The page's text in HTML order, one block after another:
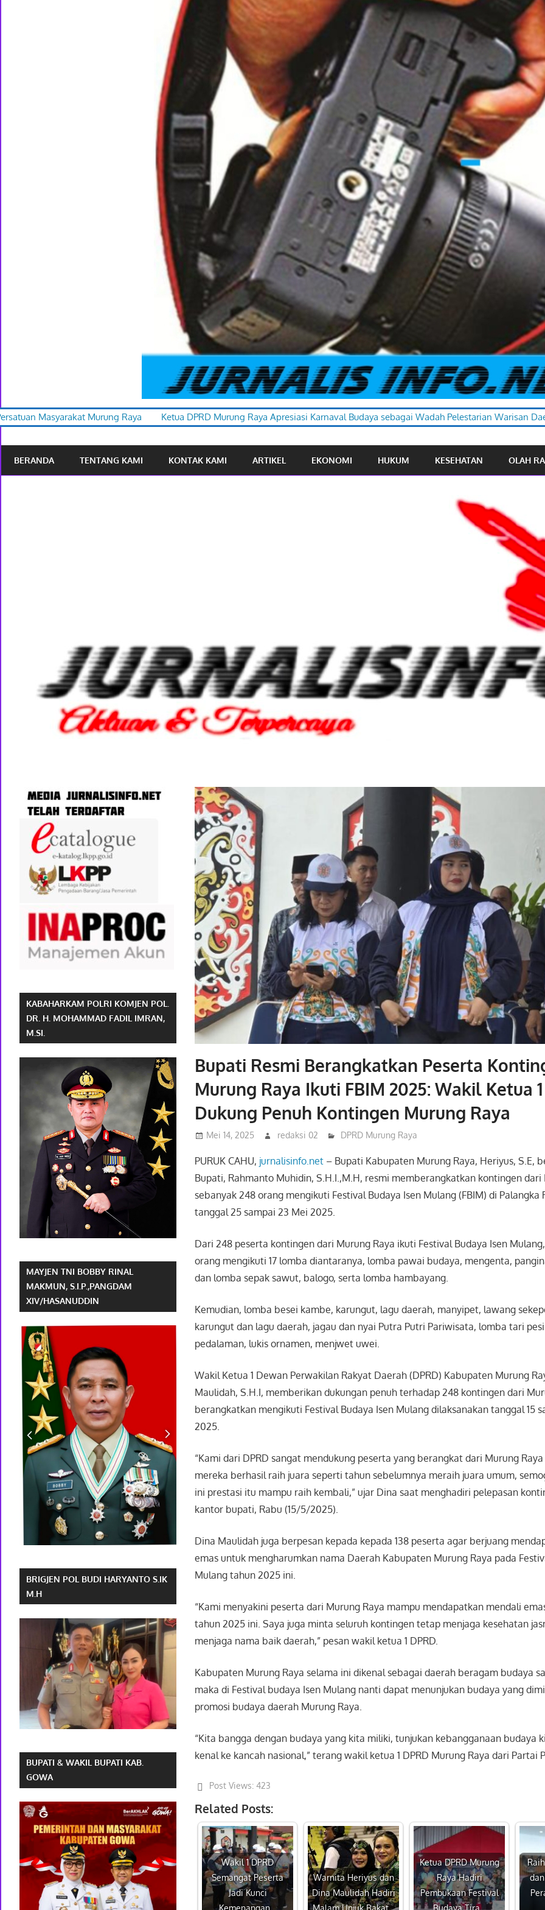
Raya Ketua DPRD Murung Raya Apresiasi Karnaval Budaya sebagai Wadah Pelestarian Warisan Daerah
BERANDA TENTANG KAMI KONTAK KAMI ARTIKEL EKONOMI HUKUM KESEHATAN OLAH
Bupati Resmi Berangkatkan Peserta
Murung Raya Ikuti FBIM 2025: Wakil Ketua
Dukung Penuh Kontingen Murung Raya
Mei 14, 2025 redaksi 02 DPRD Murung Raya
PURUK CAHU, jurnalisinfo.net – Bupati Kabupaten Murung Raya, Heriyus, S.E,
Bupati, Rahmanto Muhidin, S.H.I.,M.H, resmi memberangkatkan kontingen dari
sebanyak 248 orang mengikuti Festival Budaya Isen Mulang (FBIM) di Palangka
tanggal 25 sampai 23 Mei 2025.
Dari 248 peserta kontingen dari Murung Raya ikuti Festival Budaya Isen
orang mengikuti 17 lomba diantaranya, lomba pawai budaya, mengenta,
dan lomba sepak sawut, balogo, serta lomba hambayang.
Kemudian, lomba besei kambe, karungut, lagu daerah, manyipet, lawang
karungut dan lagu daerah, jagau dan nyai Putra Putri Pariwisata, lomba tari
pedalaman, lukis ornamen, menjwet uwei.
Wakil Ketua 1 Dewan Perwakilan Rakyat Daerah (DPRD) Kabupaten Murung
Maulidah, S.H.I, memberikan dukungan penuh terhadap 248 kontingen dari
berangkatkan mengikuti Festival Budaya Isen Mulang dilaksanakan tanggal 15
2025.
“Kami dari DPRD sangat mendukung peserta yang berangkat dari Murung
mereka berhasil raih juara seperti tahun sebelumnya meraih juara umum,
ini prestasi itu mampu raih kembali,” ujar Dina saat menghadiri pelepasan
kantor bupati, Rabu (15/5/2025).
Dina Maulidah juga berpesan kepada kepada 138 peserta agar berjuang
emas untuk mengharumkan nama Daerah Kabupaten Murung Raya pada
Mulang tahun 2025 ini.
“Kami menyakini peserta dari Murung Raya mampu mendapatkan mendali
tahun 2025 ini. Saya juga minta seluruh kontingen tetap menjaga kesehatan
menjaga nama baik daerah,” pesan wakil ketua 1 DPRD.
Kabupaten Murung Raya selama ini dikenal sebagai daerah beragam budaya
maka di Festival budaya Isen Mulang nanti dapat menunjukan budaya yang
promosi budaya daerah Murung Raya.
“Kita bangga dengan budaya yang kita miliki, tunjukan kebangganaan budaya
kenal ke kancah nasional,” terang wakil ketua 1 DPRD Murung Raya dari Partai
Post Views: 423
Related Posts:
Wakil 1 DPRD
Semangat Peserta
Jadi Kunci
Warnita Heriyus dan
Dina Maulidah Hadiri
Ketua DPRD Murung
Raya Hadiri
Pembukaan Festival
KABAHARKAM POLRI KOMJEN POL.
DR. H. MOHAMMAD FADIL IMRAN,
M.SI.
MAYJEN TNI BOBBY RINAL
MAKMUN, S.I.P.,PANGDAM
XIV/HASANUDDIN
BRIGJEN POL BUDI HARYANTO S.IK
M.H
BUPATI & WAKIL BUPATI KAB.
GOWA